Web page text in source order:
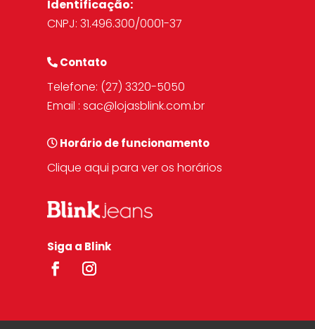
Identificação:
CNPJ: 31.496.300/0001-37
Contato
Telefone: (27) 3320-5050
Email :sac@lojasblink.com.br
Horário de funcionamento
Clique aqui para ver os horários
Siga a Blink